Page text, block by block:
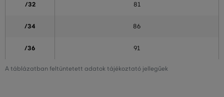
A táblázatban feltüntetett adatok tájékoztató jellegűek
/32 81
/34 86
/36 91